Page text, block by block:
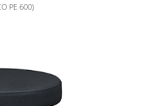
PE 600)